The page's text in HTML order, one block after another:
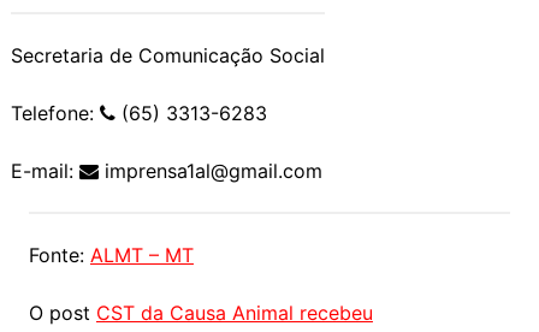
Secretaria de Comunicação Social
Telefone: (65) 3313-6283
E-mail: imprensa1al@gmail.com
Fonte: ALMT – MT
O post CST da Causa Animal recebeu